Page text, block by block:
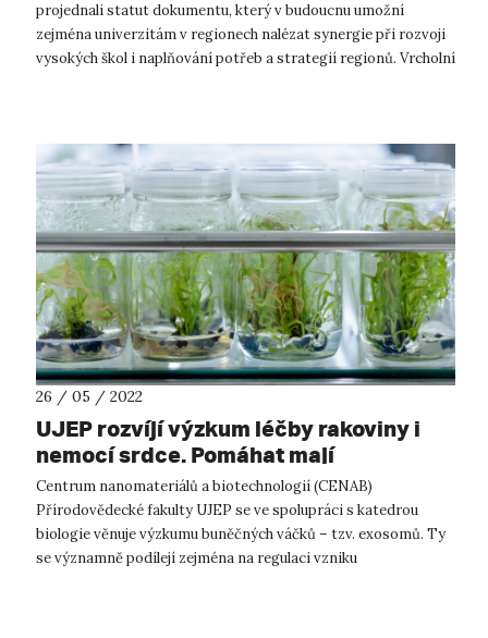
projednali statut dokumentu, který v budoucnu umožní
zejména univerzitám v regionech nalézat synergie při rozvoji
vysokých škol i naplňování potřeb a strategií regionů. Vrcholní
26 / 05 / 2022
UJEP rozvíjí výzkum léčby rakoviny i
nemocí srdce. Pomáhat mají
“exosomy”.
Centrum nanomateriálů a biotechnologií (CENAB)
Přírodovědecké fakulty UJEP se ve spolupráci s katedrou
biologie věnuje výzkumu buněčných váčků – tzv. exosomů. Ty
se významně podílejí zejména na regulaci vzniku